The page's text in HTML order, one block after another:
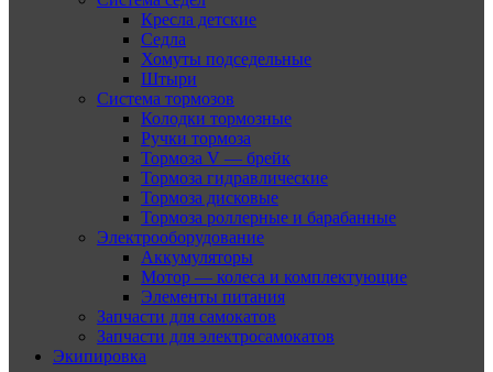
Кресла детские
Седла
Хомуты подседельные
Штыри
Система тормозов
Колодки тормозные
Ручки тормоза
Тормоза V — брейк
Тормоза гидравлические
Тормоза дисковые
Тормоза роллерные и барабанные
Электрооборудование
Аккумуляторы
Мотор — колеса и комплектующие
Элементы питания
Запчасти для самокатов
Запчасти для электросамокатов
Экипировка